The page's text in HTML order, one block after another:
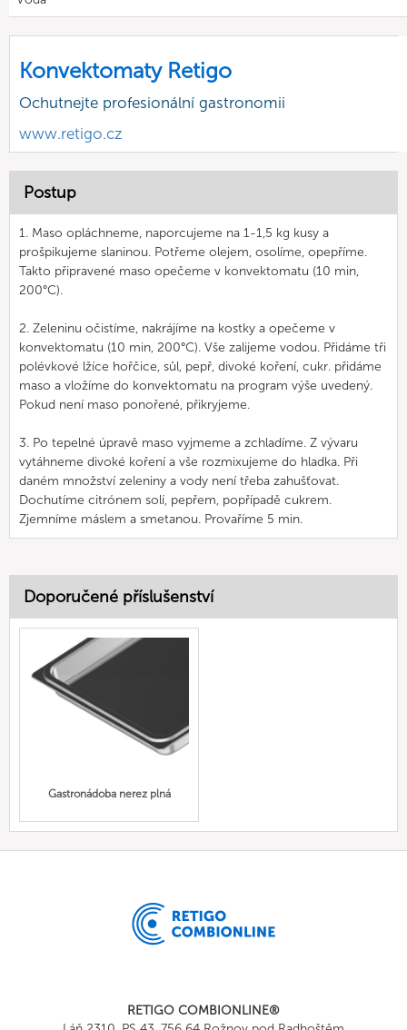
Konvektomaty Retigo
Ochutnejte profesionální gastronomii
www.retigo.cz
Postup
1. Maso opláchneme, naporcujeme na 1-1,5 kg kusy a
prošpikujeme slaninou. Potřeme olejem, osolíme, opepříme.
Takto připravené maso opečeme v konvektomatu (10 min,
200°C).
2. Zeleninu očistíme, nakrájíme na kostky a opečeme v
konvektomatu (10 min, 200°C). Vše zalijeme vodou. Přidáme tři
polévkové lžíce hořčice, sůl, pepř, divoké koření, cukr. přidáme
maso a vložíme do konvektomatu na program výše uvedený.
Pokud není maso ponořené, přikryjeme.
3. Po tepelné úpravě maso vyjmeme a zchladíme. Z vývaru
vytáhneme divoké koření a vše rozmixujeme do hladka. Při
daném množství zeleniny a vody není třeba zahušťovat.
Dochutíme citrónem solí, pepřem, popřípadě cukrem.
Zjemníme máslem a smetanou. Provaříme 5 min.
Doporučené příslušenství
Gastronádoba nerez plná
RETIGO COMBIONLINE®